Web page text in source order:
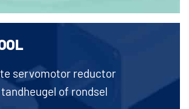
servomotor reductor
of rondsel